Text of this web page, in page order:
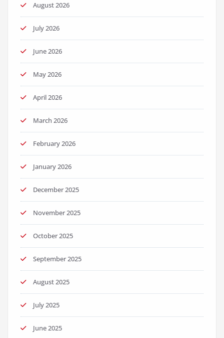
August 2026
July 2026
June 2026
May 2026
April 2026
March 2026
February 2026
January 2026
December 2025
November 2025
October 2025
September 2025
August 2025
July 2025
June 2025